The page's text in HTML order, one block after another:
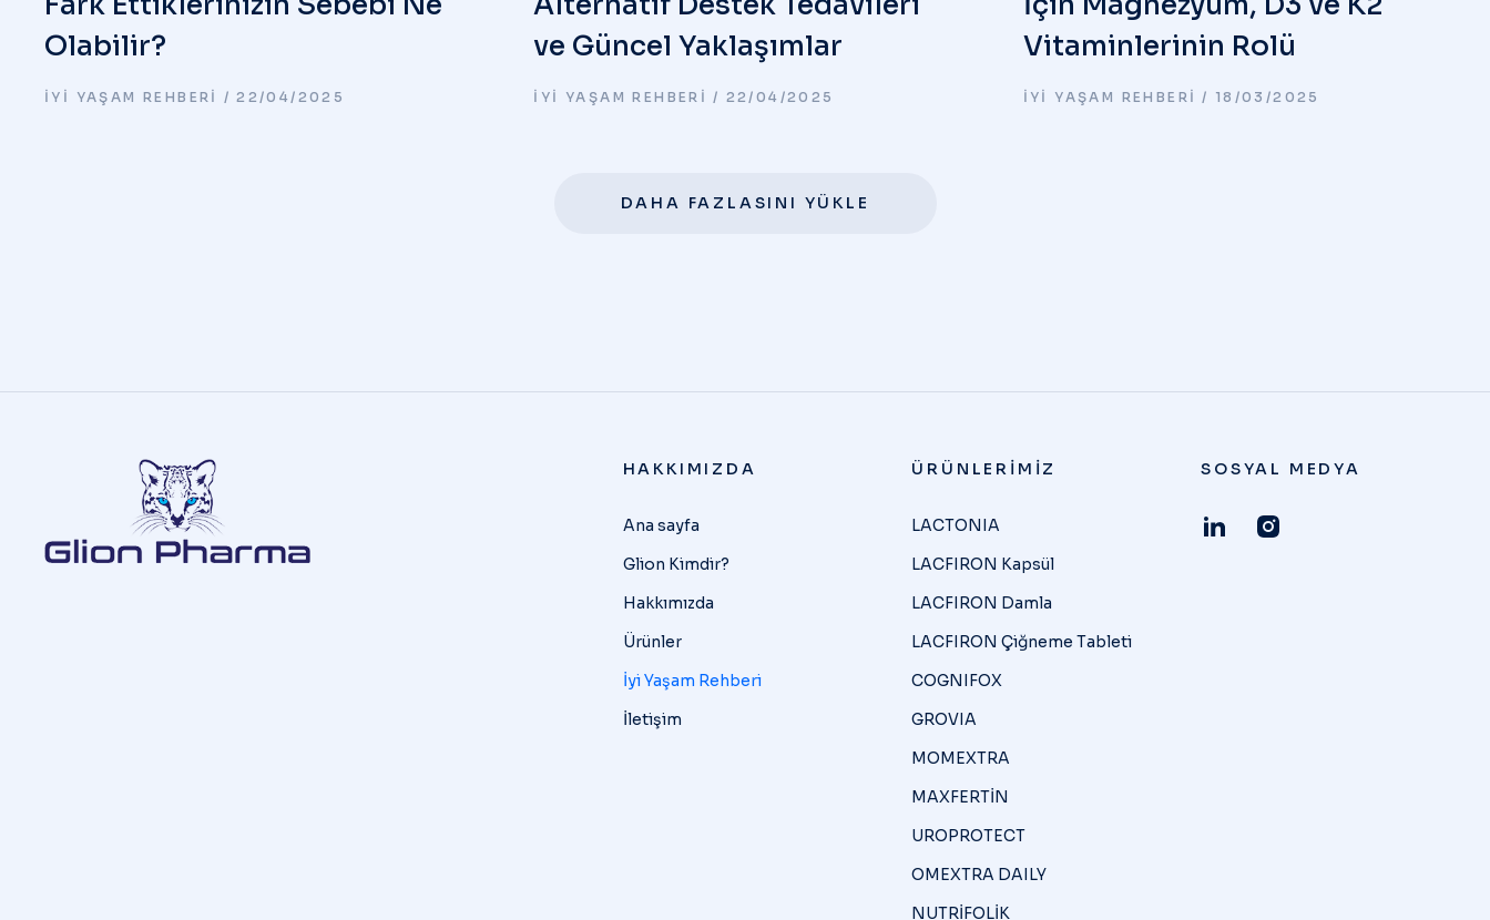
Olabilir?
İYI YAŞAM REHBERI 22/04/2025
ve Güncel Yaklaşımlar
İYI YAŞAM REHBERI 22/04/2025
Vitaminlerinin Rolü
İYI YAŞAM REHBERI 18/03/2025
DAHA FAZLASINI YÜKLE
HAKKIMIZDA
Ana sayfa
Glion Kimdir?
Hakkımızda
Ürünler
İyi Yaşam Rehberi
İletişim
ÜRÜNLERIMIZ
LACTONIA
LACFIRON Kapsül
LACFIRON Damla
LACFIRON Çiğneme Tableti
COGNIFOX
GROVIA
MOMEXTRA
MAXFERTİN
UROPROTECT
OMEXTRA DAILY
NUTRİFOLİK
SOSYAL MEDYA